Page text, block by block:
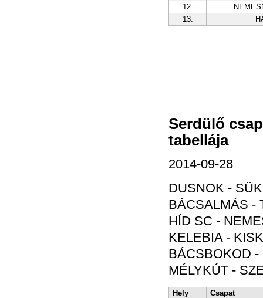
12.
13.
Serdülő
tabellája
2014-09-28
DUSNOK -
BÁCSALMÁS -
HÍD SC -
KELEBIA -
BÁCSBOKOD -
MÉLYKÚT -
Hely
Csapat